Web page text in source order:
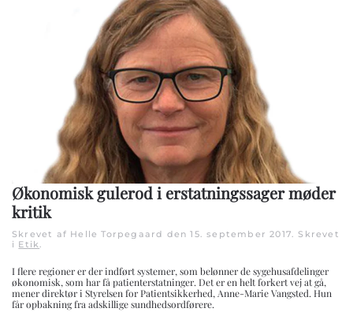
Økonomisk gulerod i erstatningssager møder
kritik
Skrevet af Helle Torpegaard den15. september 2017. Skrevet
i Etik.
I flere regioner er der indført systemer, som belønner de sygehusafdelinger
økonomisk, som har få patienterstatninger. Det er en helt forkert vej at gå,
mener direktør i Styrelsen for Patientsikkerhed, Anne-Marie Vangsted. Hun
får opbakning fra adskillige sundhedsordførere.